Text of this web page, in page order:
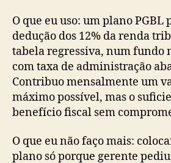
O que eu uso: um plano
dedução dos 12% da renda
tabela regressiva, num fundo
com taxa de administração
Contribuo mensalmente um
máximo possível, mas o
benefício fiscal sem
O que eu não faço mais:
plano só porque gerente